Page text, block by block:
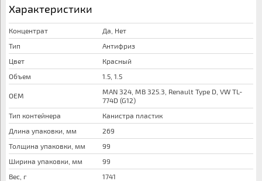
Характеристики
Концентрат
Да, Нет
Тип
Антифриз
Цвет
Красный
Объем
1.5, 1.5
OEM
MAN 324, MB 325.3, Renault Type D, VW TL-
774D (G12)
Тип контейнера
Канистра пластик
Длина упаковки, мм
269
Толщина упаковки, мм
99
Ширина упаковки, мм
99
Вес, г
1741